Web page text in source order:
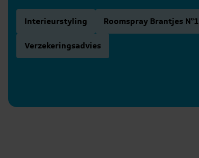
Interieurstyling Roomspray Brantjes N°1
Verzekeringsadvies